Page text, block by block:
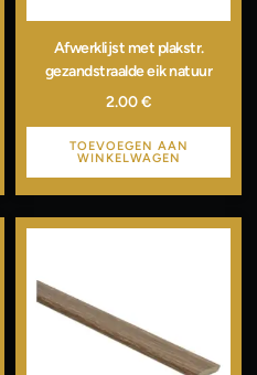
Afwerklijst met plakstr.
gezandstraalde eik natuur
2.00€
TOEVOEGEN AAN
WINKELWAGEN